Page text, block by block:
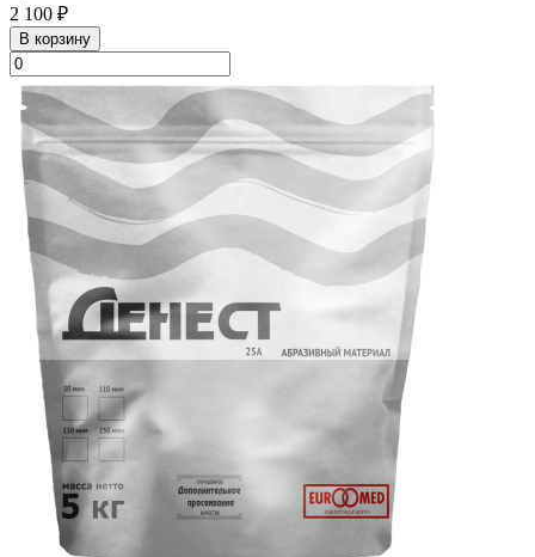
2 100 ₽
В корзину